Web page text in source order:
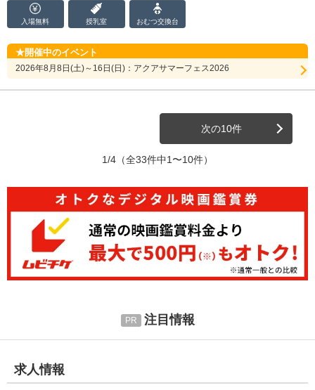
入場無料 授乳室 おむつ交換台
開催中のイベント
2026年8月8日(土)～16日(日)：アクアサマーフェス2026
次の10件
1/4 （全33件中1〜10件）
注目情報
求人情報